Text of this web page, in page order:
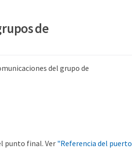
de
del grupo de
punto final. Ver "Referencia del puerto